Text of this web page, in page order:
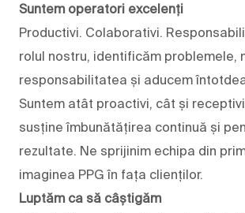
Suntem operatori excelenți
Productivi. Colaborativi.
rolul nostru, identificăm problemele,
responsabilitatea și aducem
Suntem atât proactivi, cât și
susține îmbunătățirea continuă și
rezultate. Ne sprijinim echipa din
imaginea PPG în fața clienților.
Luptăm ca să câștigăm